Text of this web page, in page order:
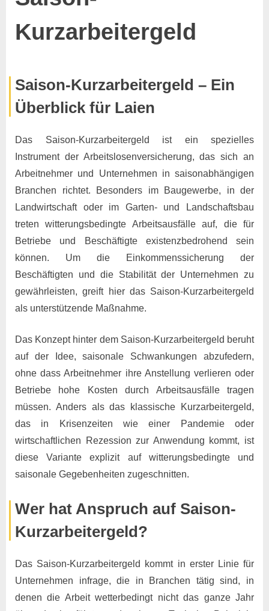
Kurzarbeitergeld
Posted
on
25.
November
2024
By
Marco
Keine
Kommentarezu
Saison-
Saison-Kurzarbeitergeld – Ein
Überblick für Laien
Das Saison-Kurzarbeitergeld ist ein spezielles
Instrument der Arbeitslosenversicherung, das sich an
Arbeitnehmer und Unternehmen in saisonabhängigen
Branchen richtet. Besonders im Baugewerbe, in der
Landwirtschaft oder im Garten- und Landschaftsbau
treten witterungsbedingte Arbeitsausfälle auf, die für
Betriebe und Beschäftigte existenzbedrohend sein
können. Um die Einkommenssicherung der
Beschäftigten und die Stabilität der Unternehmen zu
gewährleisten, greift hier das Saison-Kurzarbeitergeld
als unterstützende Maßnahme.
Das Konzept hinter dem Saison-Kurzarbeitergeld beruht
auf der Idee, saisonale Schwankungen abzufedern,
ohne dass Arbeitnehmer ihre Anstellung verlieren oder
Betriebe hohe Kosten durch Arbeitsausfälle tragen
müssen. Anders als das klassische Kurzarbeitergeld,
das in Krisenzeiten wie einer Pandemie oder
wirtschaftlichen Rezession zur Anwendung kommt, ist
diese Variante explizit auf witterungsbedingte und
saisonale Gegebenheiten zugeschnitten.
Wer hat Anspruch auf Saison-
Kurzarbeitergeld?
Das Saison-Kurzarbeitergeld kommt in erster Linie für
Unternehmen infrage, die in Branchen tätig sind, in
denen die Arbeit wetterbedingt nicht das ganze Jahr